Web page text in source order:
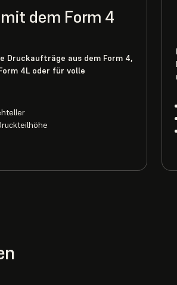
dem Form 4
Druckaufträge aus dem Form 4,
4L oder für volle